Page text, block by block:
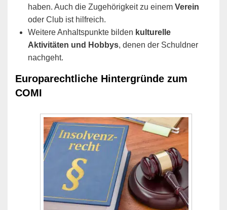
haben. Auch die Zugehörigkeit zu einem Verein
oder Club ist hilfreich.
Weitere Anhaltspunkte bilden kulturelle
Aktivitäten und Hobbys, denen der Schuldner
nachgeht.
Europarechtliche Hintergründe zum
COMI